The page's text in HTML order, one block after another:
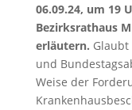
06.09.24, um 19
Bezirksrathaus
erläutern.
und
Weise der